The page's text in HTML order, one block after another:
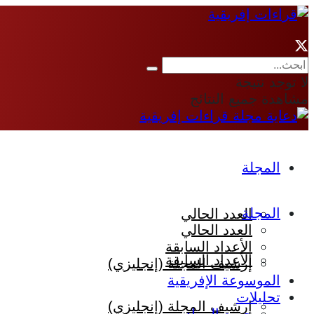
لا توجد نتيجة
مشاهدة جميع النتائج
المجلة
العدد الحالي
الأعداد السابقة
إرشيف المجلة (إنجليزي)
المجلة
العدد الحالي
الأعداد السابقة
إرشيف المجلة (إنجليزي)
الموسوعة الإفريقية
تحليلات